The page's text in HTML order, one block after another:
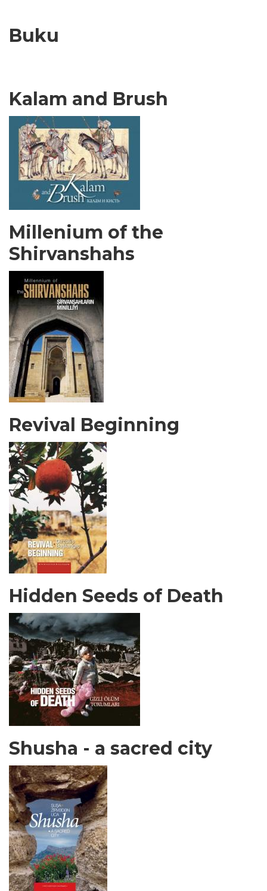
Buku
Kalam and Brush
Millenium of the
Shirvanshahs
Revival Beginning
Hidden Seeds of Death
Shusha - a sacred city